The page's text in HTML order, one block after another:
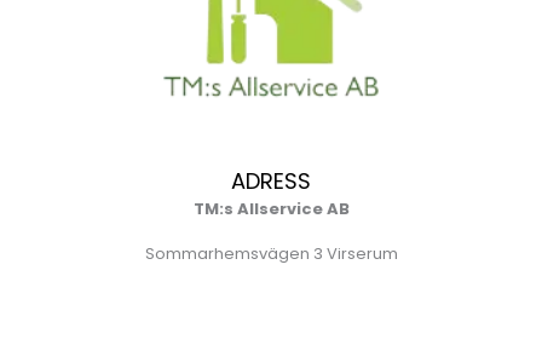
ADRESS
TM:s Allservice AB
Sommarhemsvägen 3 Virserum